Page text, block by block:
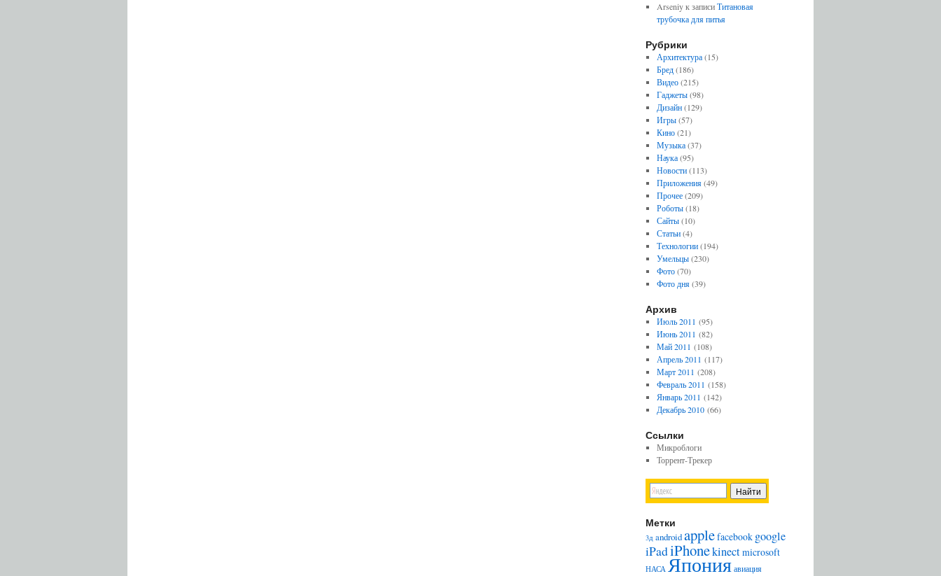
Arseniy к записиТитановая
трубочка для питья
Рубрики
Архитектура(15)
Бред(186)
Видео(215)
Гаджеты(98)
Дизайн(129)
Игры(57)
Кино(21)
Музыка(37)
Наука(95)
Новости(113)
Приложения(49)
Прочее(209)
Роботы(18)
Сайты(10)
Статьи(4)
Технологии(194)
Умельцы(230)
Фото(70)
Фото дня(39)
Архив
Июль 2011 (95)
Июнь 2011 (82)
Май 2011 (108)
Апрель 2011 (117)
Март 2011 (208)
Февраль 2011 (158)
Январь 2011 (142)
Декабрь 2010(66)
Ссылки
Микроблоги
Торрент-Трекер
Метки
3д androidapplefacebook google
iPadiPhonekinectmicrosoft
НАСА Япония авиация